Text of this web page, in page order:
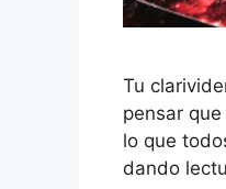
Tu
pensar
lo que
dando